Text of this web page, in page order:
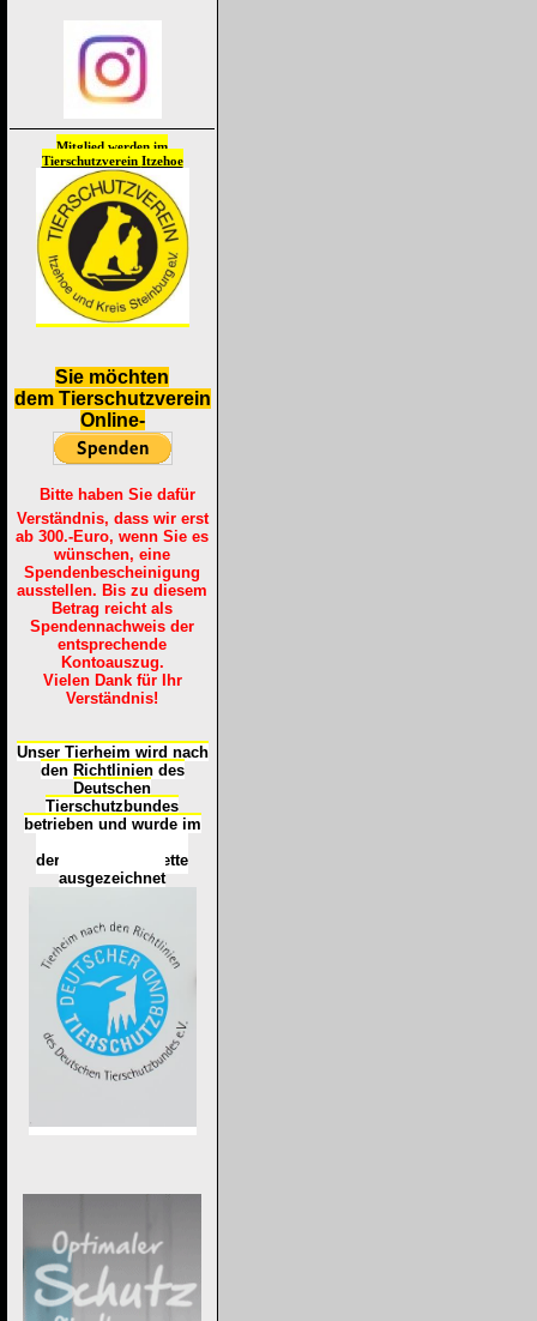
Mitglied werden im
Tierschutzverein Itzehoe
Sie möchten
dem Tierschutzverein
Online-
Bitte haben Sie dafür
Verständnis, dass wir erst
ab 300.-Euro, wenn Sie es
wünschen, eine
Spendenbescheinigung
ausstellen. Bis zu diesem
Betrag reicht als
Spendennachweis der
entsprechende
Kontoauszug.
Vielen Dank für Ihr
Verständnis!
Unser Tierheim wird nach
den Richtlinien des
Deutschen
Tierschutzbundes
betrieben und wurde im
der
Tierheimplakette
ausgezeichnet